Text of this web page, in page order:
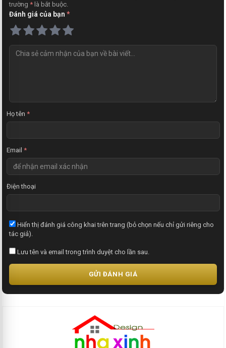
trường * là bắt buộc.
Đánh giá của bạn *
Họ tên *
Email *
Điện thoại
Hiển thị đánh giá công khai trên trang (bỏ chọn nếu chỉ gửi riêng cho
tác giả).
Lưu tên và email trong trình duyệt cho lần sau.
GỬI ĐÁNH GIÁ